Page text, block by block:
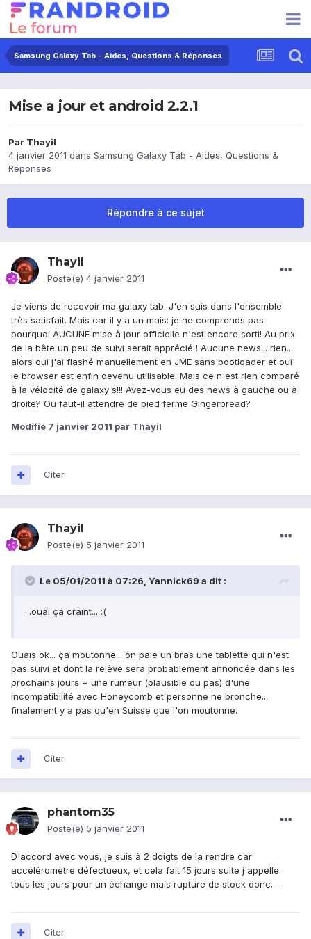
Samsung Galaxy Tab - Aides, Questions & Réponses
Mise a jour et android 2.2.1
Par Thayil
4 janvier 2011 dans Samsung Galaxy Tab - Aides, Questions &
Réponses
Répondre à ce sujet
Thayil
Posté(e) 4 janvier 2011
Je viens de recevoir ma galaxy tab. J'en suis dans l'ensemble
très satisfait. Mais car il y a un mais: je ne comprends pas
pourquoi AUCUNE mise à jour officielle n'est encore sorti! Au prix
de la bête un peu de suivi serait apprécié ! Aucune news... rien...
alors oui j'ai flashé manuellement en JME sans bootloader et oui
le browser est enfin devenu utilisable. Mais ce n'est rien comparé
à la vélocité de galaxy s!!! Avez-vous eu des news à gauche ou à
droite? Ou faut-il attendre de pied ferme Gingerbread?
Modifié 7 janvier 2011 par Thayil
Citer
Thayil
Posté(e) 5 janvier 2011
Le 05/01/2011 à 07:26, Yannick69 a dit :
...ouai ça craint... :(
Ouais ok... ça moutonne... on paie un bras une tablette qui n'est
pas suivi et dont la relève sera probablement annoncée dans les
prochains jours + une rumeur (plausible ou pas) d'une
incompatibilité avec Honeycomb et personne ne bronche...
finalement y a pas qu'en Suisse que l'on moutonne.
Citer
phantom35
Posté(e) 5 janvier 2011
D'accord avec vous, je suis à 2 doigts de la rendre car
accéléromètre défectueux, et cela fait 15 jours suite j'appelle
tous les jours pour un échange mais rupture de stock donc.....
Citer